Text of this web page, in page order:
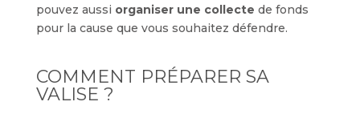
pouvez aussi organiser une collecte de fonds
pour la cause que vous souhaitez défendre.
COMMENT PRÉPARER SA
VALISE ?